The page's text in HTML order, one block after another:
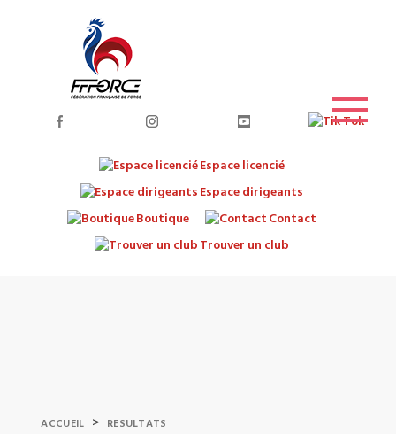
Espace licencié
Espace dirigeants
Boutique
Contact
Trouver un club
ACCUEIL > RESULTATS